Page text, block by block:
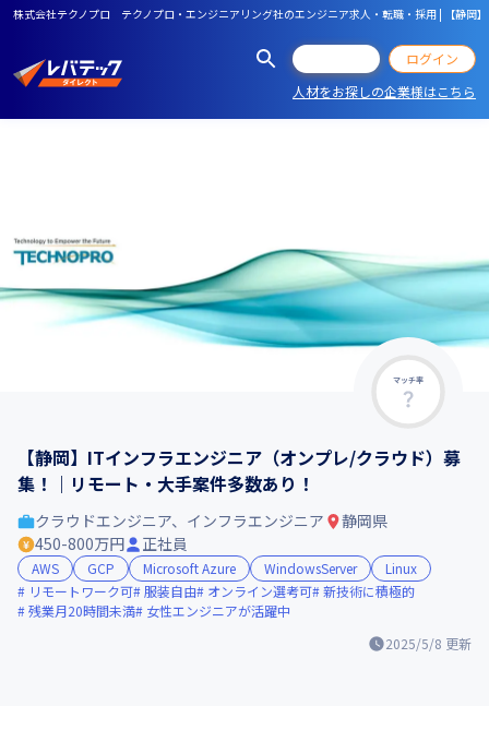
株式会社テクノプロ テクノプロ・エンジニアリング社のエンジニア求人・転職・採用 | 【静岡
ログイン
人材をお探しの企業様はこちら
マッチ率
【静岡】ITインフラエンジニア（オンプレ/クラウド）募
集！｜リモート・大手案件多数あり！
2025/5/8 更新
クラウドエンジニア、インフラエンジニア
静岡県
450-800万円
正社員
AWS GCP Microsoft Azure WindowsServer
Linux
リモートワーク可 服装自由 オンライン選考可 新技術に積極的
残業月20時間未満
女性エンジニアが活躍中